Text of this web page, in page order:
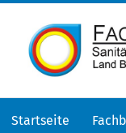
Startseite